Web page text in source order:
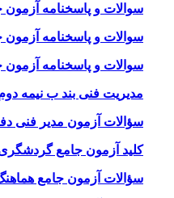
سوالات و پاسخنامه آزمون
سوالات و پاسخنامه آزمون
سوالات و پاسخنامه آزمون
مدیریت فنی بند ب نیمه دوم
سؤالات آزمون مدیر فنی
کلید آزمون جامع گردشگری؛
سؤالات آزمون جامع هماهنگ